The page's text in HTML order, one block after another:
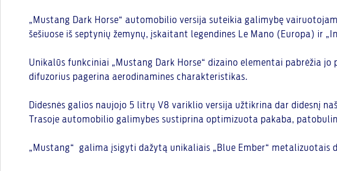
„Mustang Dark Horse“ automobilio versija suteikia galimybę
šešiuose iš septynių žemynų, įskaitant legendines Le Mano (Europa) ir
Unikalūs funkciniai „Mustang Dark Horse“ dizaino elementai pabrėžia
difuzorius pagerina aerodinamines charakteristikas.
Didesnės galios naujojo 5 litrų V8 variklio versija užtikrina dar didesnį
Trasoje automobilio galimybes sustiprina optimizuota pakaba,
„Mustang“ galima įsigyti dažytą unikaliais „Blue Ember“ metalizuotais